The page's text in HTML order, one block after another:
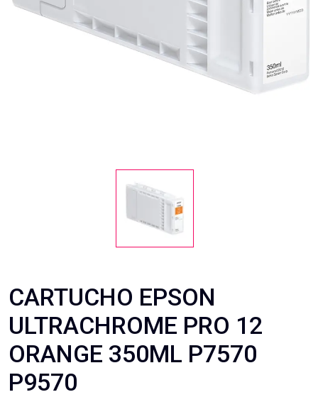
CARTUCHO EPSON
ULTRACHROME PRO 12
ORANGE 350ML P7570
P9570